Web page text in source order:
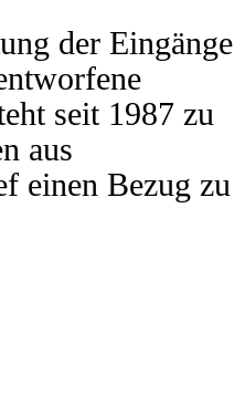
der Eingänge
seit 1987 zu
aus
einen Bezug zu